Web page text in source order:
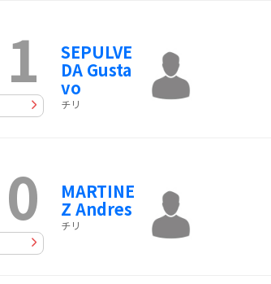
1 SEPULVE
DA Gusta
vo
チリ
0 MARTINE
Z Andres
チリ